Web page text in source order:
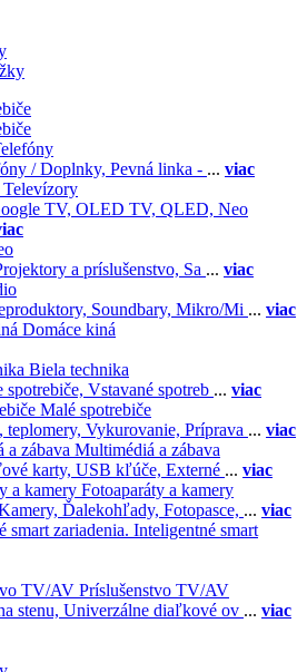
/ Doplnky, Pevná linka - ... viac
Televízory
TV, OLED TV, QLED, Neo
a príslušenstvo, Sa ... viac
Soundbary, Mikro/Mi ... viac
Domáce kiná
Biela technika
spotrebiče, Vstavané spotreb ... viac
Malé spotrebiče
teplomery, Vykurovanie, Príprava ... viac
Multimédiá a zábava
karty, USB kľúče, Externé ... viac
Fotoaparáty a kamery
Ďalekohľady, Fotopasce, ... viac
Inteligentné smart
Príslušenstvo TV/AV
stenu, Univerzálne diaľkové ov ... viac